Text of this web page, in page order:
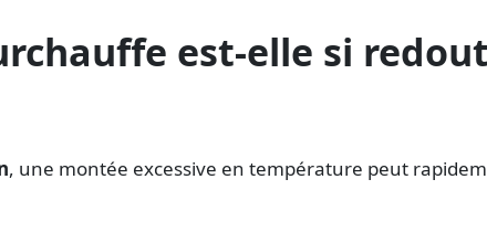
est-elle si
, une montée excessive en température peut